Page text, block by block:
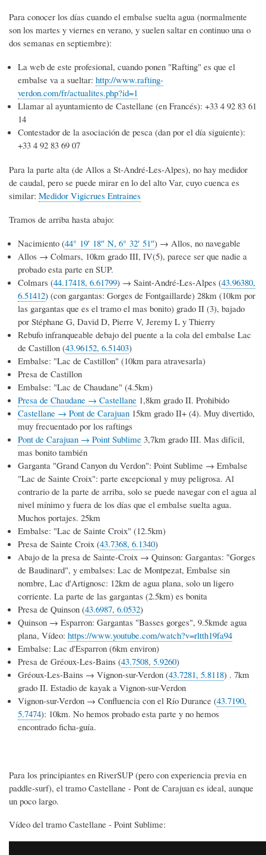
Para conocer los días cuando el embalse suelta agua (normalmente
son los martes y viernes en verano, y suelen saltar en continuo una o
dos semanas en septiembre):
La web de este profesional, cuando ponen "Rafting" es que el
embalse va a sueltar: http://www.rafting-
verdon.com/fr/actualites.php?id=1
Llamar al ayuntamiento de Castellane (en Francés): +33 4 92 83 61
14
Contestador de la asociación de pesca (dan por el día siguiente):
+33 4 92 83 69 07
Para la parte alta (de Allos a St-André-Les-Alpes), no hay medidor
de caudal, pero se puede mirar en lo del alto Var, cuyo cuenca es
similar: Medidor Vigicrues Entraines
Tramos de arriba hasta abajo:
Nacimiento (44° 19′ 18″ N, 6° 32′ 51″) → Allos, no navegable
Allos → Colmars, 10km grado III, IV(5), parece ser que nadie a
probado esta parte en SUP.
Colmars (44.17418, 6.61799) → Saint-André-Les-Alpes (43.96380,
6.51412) (con gargantas: Gorges de Fontgaillarde) 28km (10km por
las gargantas que es el tramo el mas bonito) grado II (3), bajado
por Stéphane G, David D, Pierre V, Jeremy L y Thierry
Rebufo infranqueable debajo del puente a la cola del embalse Lac
de Castillon (43.96152, 6.51403)
Embalse: "Lac de Castillon" (10km para atravesarla)
Presa de Castillon
Embalse: "Lac de Chaudane" (4.5km)
Presa de Chaudane → Castellane 1,8km grado II. Prohibido
Castellane → Pont de Carajuan 15km grado II+ (4). Muy divertido,
muy frecuentado por los raftings
Pont de Carajuan → Point Sublime 3,7km grado III. Mas difícil,
mas bonito también
Garganta "Grand Canyon du Verdon": Point Sublime → Embalse
"Lac de Sainte Croix": parte excepcional y muy peligrosa. Al
contrario de la parte de arriba, solo se puede navegar con el agua al
nivel mínimo y fuera de los días que el embalse suelta agua.
Muchos portajes. 25km
Embalse: "Lac de Sainte Croix" (12.5km)
Presa de Sainte Croix (43.7368, 6.1340)
Abajo de la presa de Sainte-Croix → Quinson: Gargantas: "Gorges
de Baudinard", y embalses: Lac de Montpezat, Embalse sin
nombre, Lac d'Artignosc: 12km de agua plana, solo un ligero
corriente. La parte de las gargantas (2.5km) es bonita
Presa de Quinson (43.6987, 6.0532)
Quinson → Esparron: Gargantas "Basses gorges", 9.5kmde agua
plana, Vídeo: https://www.youtube.com/watch?v=rltth19fa94
Embalse: Lac d'Esparron (6km environ)
Presa de Gréoux-Les-Bains (43.7508, 5.9260)
Gréoux-Les-Bains → Vignon-sur-Verdon (43.7281, 5.8118) . 7km
grado II. Estadio de kayak a Vignon-sur-Verdon
Vignon-sur-Verdon → Confluencia con el Río Durance (43.7190,
5.7474): 10km. No hemos probado esta parte y no hemos
encontrado ficha-guía.
Para los principiantes en RiverSUP (pero con experiencia previa en
paddle-surf), el tramo Castellane - Pont de Carajuan es ideal, aunque
un poco largo.
Vídeo del tramo Castellane - Point Sublime: